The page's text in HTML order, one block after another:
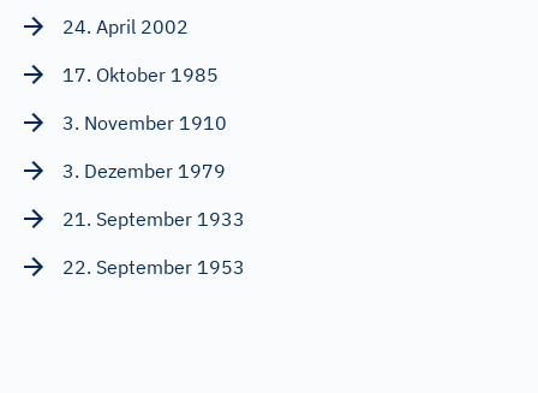
24. April 2002
17. Oktober 1985
3. November 1910
3. Dezember 1979
21. September 1933
22. September 1953